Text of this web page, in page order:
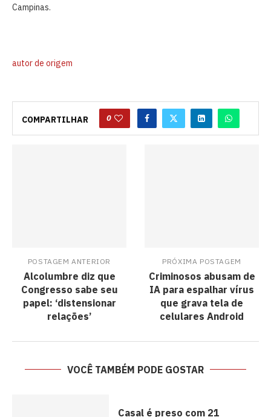
Campinas.
autor de origem
COMPARTILHAR 0
POSTAGEM ANTERIOR
Alcolumbre diz que
Congresso sabe seu
papel: ‘distensionar
relações’
PRÓXIMA POSTAGEM
Criminosos abusam de
IA para espalhar vírus
que grava tela de
celulares Android
VOCÊ TAMBÉM PODE GOSTAR
Casal é preso com 21